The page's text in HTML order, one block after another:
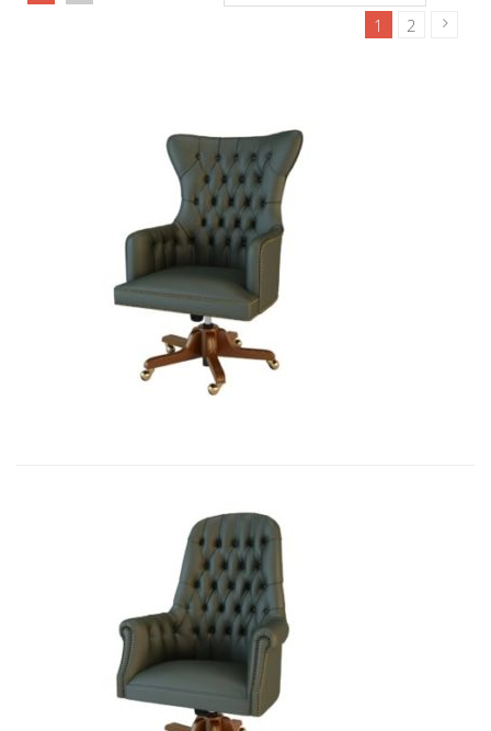
1 2
Art&Moble 01001 Кресло руководи...
7 355,88€
Art&Moble 01012 Кресло руководи...